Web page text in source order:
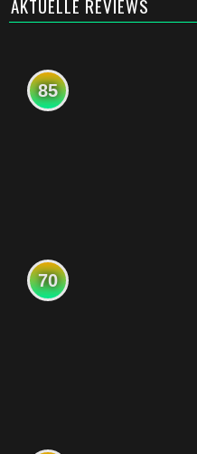
AKTUELLE REVIEWS
85
70